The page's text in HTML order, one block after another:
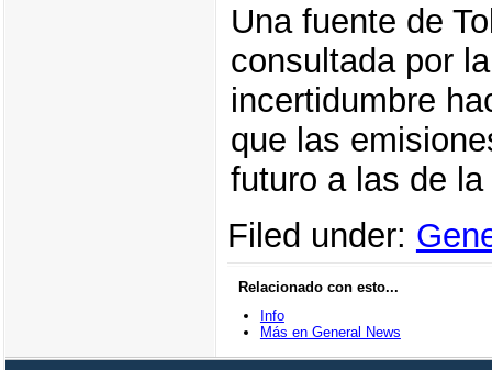
Una fuente de
consultada por
incertidumbre
que las
futuro a las de
Filed under:
Relacionado con esto...
Info
Más en General News